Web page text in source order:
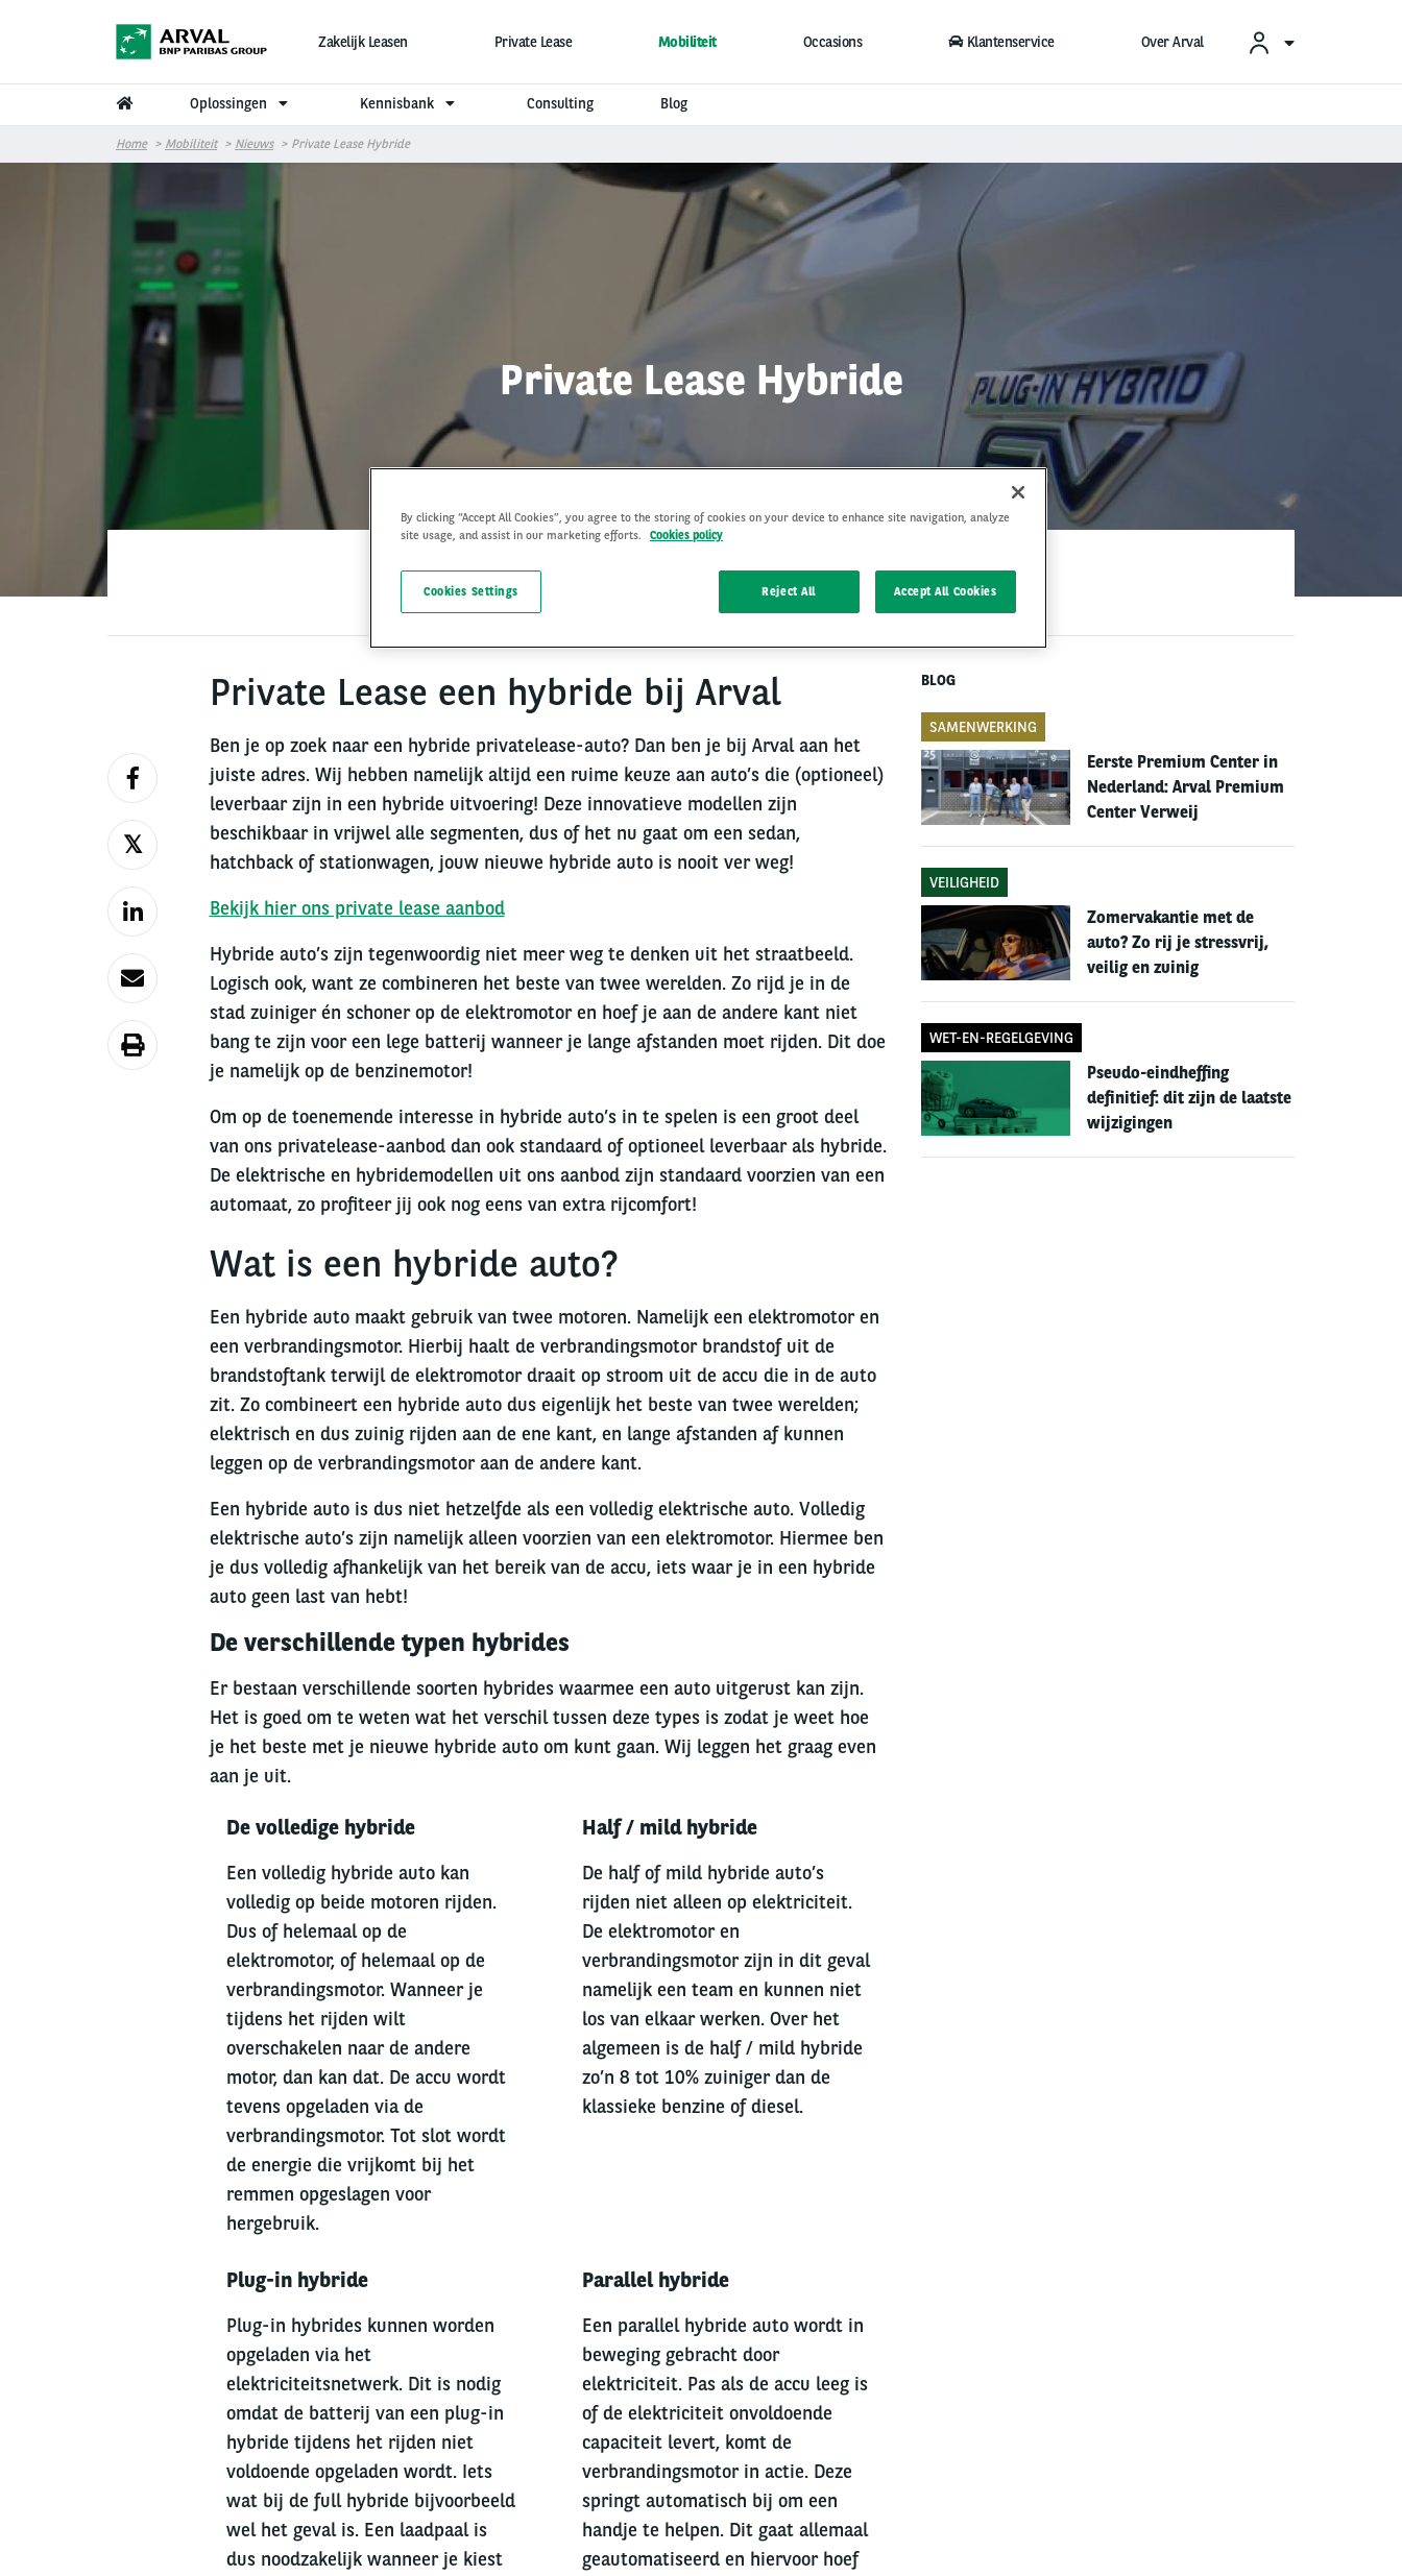
Zakelijk Leasen Private Lease Mobiliteit Occasions Klantenservice Over Arval
Oplossingen Kennisbank Consulting Blog
Home Mobiliteit Nieuws Private Lease Hybride
Private Lease Hybride
19 Aug 2021
Private Lease een hybride bij Arval
Ben je op zoek naar een hybride privatelease-auto? Dan ben je bij Arval aan het
juiste adres. Wij hebben namelijk altijd een ruime keuze aan auto’s die (optioneel)
leverbaar zijn in een hybride uitvoering! Deze innovatieve modellen zijn
beschikbaar in vrijwel alle segmenten, dus of het nu gaat om een sedan,
hatchback of stationwagen, jouw nieuwe hybride auto is nooit ver weg!
Bekijk hier ons private lease aanbod
Hybride auto’s zijn tegenwoordig niet meer weg te denken uit het straatbeeld.
Logisch ook, want ze combineren het beste van twee werelden. Zo rijd je in de
stad zuiniger én schoner op de elektromotor en hoef je aan de andere kant niet
bang te zijn voor een lege batterij wanneer je lange afstanden moet rijden. Dit doe
je namelijk op de benzinemotor!
Om op de toenemende interesse in hybride auto’s in te spelen is een groot deel
van ons privatelease-aanbod dan ook standaard of optioneel leverbaar als hybride.
De elektrische en hybridemodellen uit ons aanbod zijn standaard voorzien van een
automaat, zo profiteer jij ook nog eens van extra rijcomfort!
Wat is een hybride auto?
Een hybride auto maakt gebruik van twee motoren. Namelijk een elektromotor en
een verbrandingsmotor. Hierbij haalt de verbrandingsmotor brandstof uit de
brandstoftank terwijl de elektromotor draait op stroom uit de accu die in de auto
zit. Zo combineert een hybride auto dus eigenlijk het beste van twee werelden;
elektrisch en dus zuinig rijden aan de ene kant, en lange afstanden af kunnen
leggen op de verbrandingsmotor aan de andere kant.
Een hybride auto is dus niet hetzelfde als een volledig elektrische auto. Volledig
elektrische auto’s zijn namelijk alleen voorzien van een elektromotor. Hiermee ben
je dus volledig afhankelijk van het bereik van de accu, iets waar je in een hybride
auto geen last van hebt!
De verschillende typen hybrides
Er bestaan verschillende soorten hybrides waarmee een auto uitgerust kan zijn.
Het is goed om te weten wat het verschil tussen deze types is zodat je weet hoe
je het beste met je nieuwe hybride auto om kunt gaan. Wij leggen het graag even
aan je uit.
LeftDe volledige hybride
Een volledig hybride auto kan
volledig op beide motoren rijden.
Dus of helemaal op de
elektromotor, of helemaal op de
verbrandingsmotor. Wanneer je
tijdens het rijden wilt
overschakelen naar de andere
motor, dan kan dat. De accu wordt
tevens opgeladen via de
verbrandingsmotor. Tot slot wordt
de energie die vrijkomt bij het
remmen opgeslagen voor
hergebruik.
Right
Half / mild hybride
De half of mild hybride auto’s
rijden niet alleen op elektriciteit.
De elektromotor en
verbrandingsmotor zijn in dit geval
namelijk een team en kunnen niet
los van elkaar werken. Over het
algemeen is de half / mild hybride
zo’n 8 tot 10% zuiniger dan de
klassieke benzine of diesel.
LeftPlug-in hybride
Plug-in hybrides kunnen worden
opgeladen via het
elektriciteitsnetwerk. Dit is nodig
omdat de batterij van een plug-in
hybride tijdens het rijden niet
voldoende opgeladen wordt. Iets
wat bij de full hybride bijvoorbeeld
wel het geval is. Een laadpaal is
dus noodzakelijk wanneer je kiest
Right
Parallel hybride
Een parallel hybride auto wordt in
beweging gebracht door
elektriciteit. Pas als de accu leeg is
of de elektriciteit onvoldoende
capaciteit levert, komt de
verbrandingsmotor in actie. Deze
springt automatisch bij om een
handje te helpen. Dit gaat allemaal
geautomatiseerd en hiervoor hoef
BLOG
SAMENWERKING
Eerste Premium Center in
Nederland: Arval Premium
Center Verweij
VEILIGHEID
Zomervakantie met de
auto? Zo rij je stressvrij,
veilig en zuinig
WET-EN-REGELGEVING
Pseudo-eindheffing
definitief: dit zijn de laatste
wijzigingen
By clicking “Accept All Cookies”, you agree to the storing of cookies on your device to enhance site navigation, analyze
site usage, and assist in our marketing efforts.
Cookies policy
Reject All Accept All Cookies
Cookies Settings